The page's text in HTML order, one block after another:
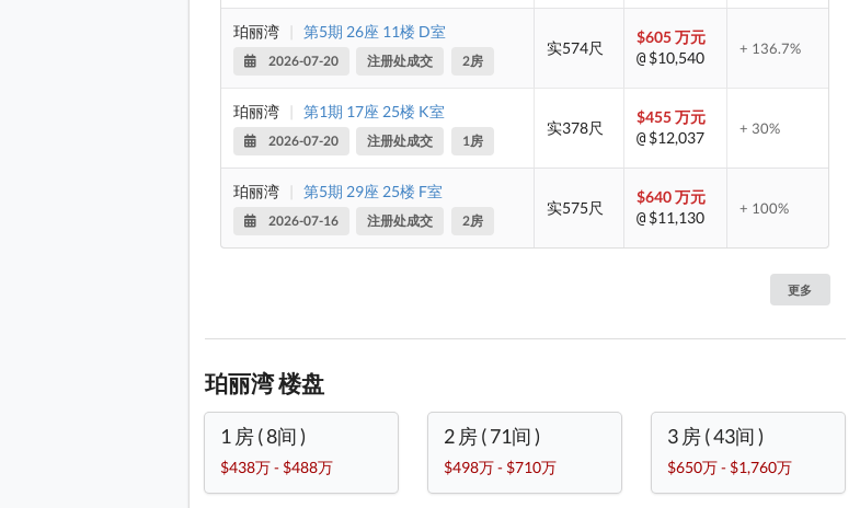
珀丽湾 | 第5期 26座 11楼 D室
2026-07-20 注册处成交 2房
实574尺
$605 万元
@ $10,540 + 136.7%
珀丽湾 | 第1期 17座 25楼 K室
2026-07-20 注册处成交 1房
实378尺
$455 万元
@ $12,037 + 30%
珀丽湾 | 第5期 29座 25楼 F室
2026-07-16 注册处成交 2房
实575尺
$640 万元
@ $11,130 + 100%
更多
珀丽湾 楼盘
1 房 ( 8间 )
$438万 - $488万
2 房 ( 71间 )
$498万 - $710万
3 房 ( 43间 )
$650万 - $1,760万